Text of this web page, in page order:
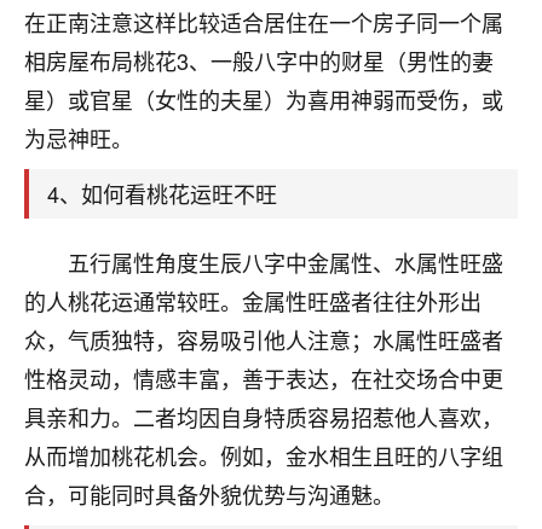
在正南注意这样比较适合居住在一个房子同一个属
相房屋布局桃花3、一般八字中的财星（男性的妻
星）或官星（女性的夫星）为喜用神弱而受伤，或
为忌神旺。
4、如何看桃花运旺不旺
五行属性角度生辰八字中金属性、水属性旺盛
的人桃花运通常较旺。金属性旺盛者往往外形出
众，气质独特，容易吸引他人注意；水属性旺盛者
性格灵动，情感丰富，善于表达，在社交场合中更
具亲和力。二者均因自身特质容易招惹他人喜欢，
从而增加桃花机会。例如，金水相生且旺的八字组
合，可能同时具备外貌优势与沟通魅。
鹿森：你可以找老师看看，人有时不服命不行
啊！
太阳当空赵：我也做餐饮的，生意不算大，但
是我从找店开始都是找慧来老师跟进的，选
址、风水、还有开业日子，哪哪都看了，虽然
大环境不好，但是我家生意还可以，前几天又
刚找老师做了补财库，希望财运更好一点！
2小时前 来自海南 18
梦醒时分
我女儿高二叛逆，大半年不上学，一说她就要死要活
的，把我们两口子愁的不行，朋友给我推荐的慧来老
师，一开始我是病急乱投医，这半年来，法事一个个
做完，我女儿跟变了个人一样，不期望她能考多好的
大学，只要能安安稳稳的把书读了，身体心理都健健
康康的我就很知足了！